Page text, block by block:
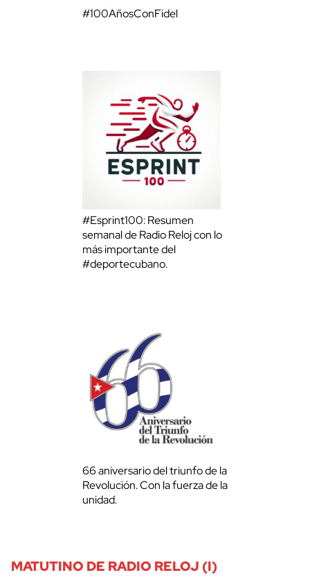
#100AñosConFidel
#Esprint100: Resumen
semanal de Radio Reloj con lo
más importante del
#deportecubano.
66 aniversario del triunfo de la
Revolución. Con la fuerza de la
unidad.
MATUTINO DE RADIO RELOJ (I)